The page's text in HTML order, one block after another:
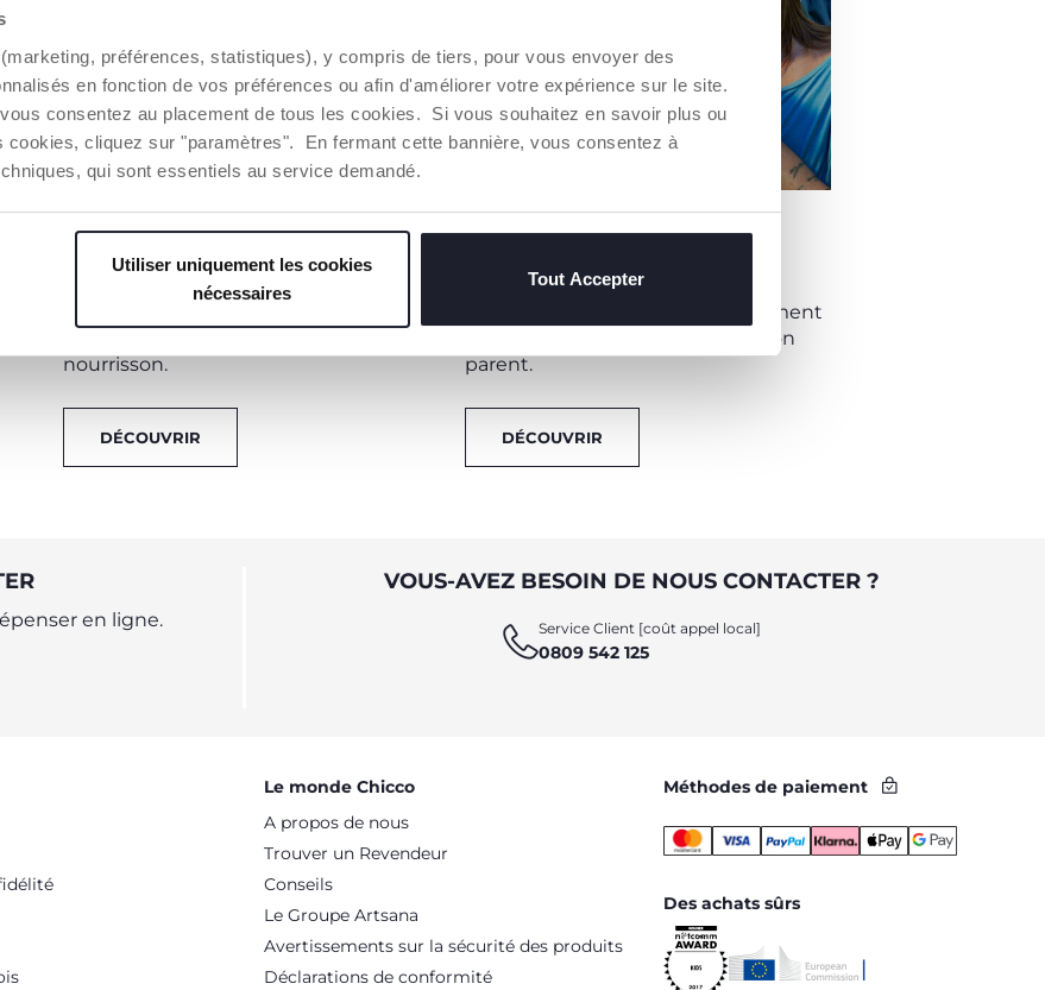
préférences, statistiques), y compris de tiers, pour vous envoyer des
en fonction de vos préférences ou afin d'améliorer votre expérience sur le site.
consentez au placement de tous les cookies. Si vous souhaitez en savoir plus ou
cookies, cliquez sur "paramètres". En fermant cette bannière, vous consentez à
qui sont essentiels au service demandé.
Utiliser uniquement les cookies
nécessaires
Tout Accepter
BABY BOX ALLAITEMENT
Tout le nécessaire pour commencer
nourrisson.
DÉCOUVRIR
BABY BOX ALLAITEMENT
Retrouvez tous les produits
nécessaire pour ce nouveau moment
privilège entre le nourrisson et son
parent.
DÉCOUVRIR
en ligne.
VOUS-AVEZ BESOIN DE NOUS CONTACTER ?
Service Client [coût appel local]
0809 542 125
Le monde Chicco
A propos de nous
Trouver un Revendeur
Conseils
Le Groupe Artsana
Avertissements sur la sécurité des produits
Déclarations de conformité
Méthodes de paiement
Des achats sûrs